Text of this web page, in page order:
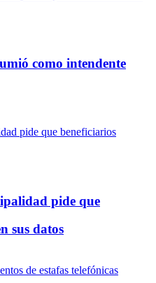
como intendente
pide que
sus datos